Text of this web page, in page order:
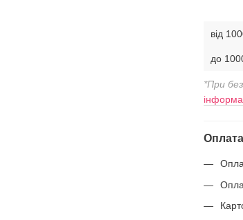
від
до
*При
Оплата